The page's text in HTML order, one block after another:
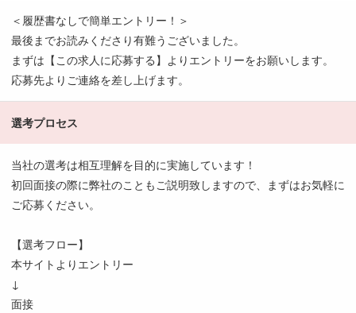
＜履歴書なしで簡単エントリー！＞
最後までお読みくださり有難うございました。
まずは【この求人に応募する】よりエントリーをお願いします。
応募先よりご連絡を差し上げます。
選考プロセス
当社の選考は相互理解を目的に実施しています！
初回面接の際に弊社のこともご説明致しますので、まずはお気軽に
ご応募ください。
【選考フロー】
本サイトよりエントリー
↓
面接